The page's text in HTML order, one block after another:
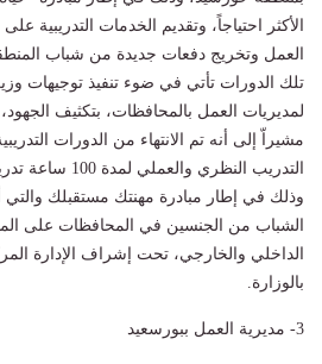
الأكثر احتياجاً، وتقديم الخدمات التدريبية
العمل وتخريج دفعات جديدة من شباب
تلك الدورات تأتي في ضوء تنفيذ توجيهات
لمديريات العمل بالمحافظات، بتكثيف
وذلك في إطار مبادرة مهنتك مستقبلك والتي
الشباب من الجنسين في المحافظات على
الداخلي والخارجي، تحت إشراف الإدارة
بالوزارة.
3- مديرية العمل ببورسعيد